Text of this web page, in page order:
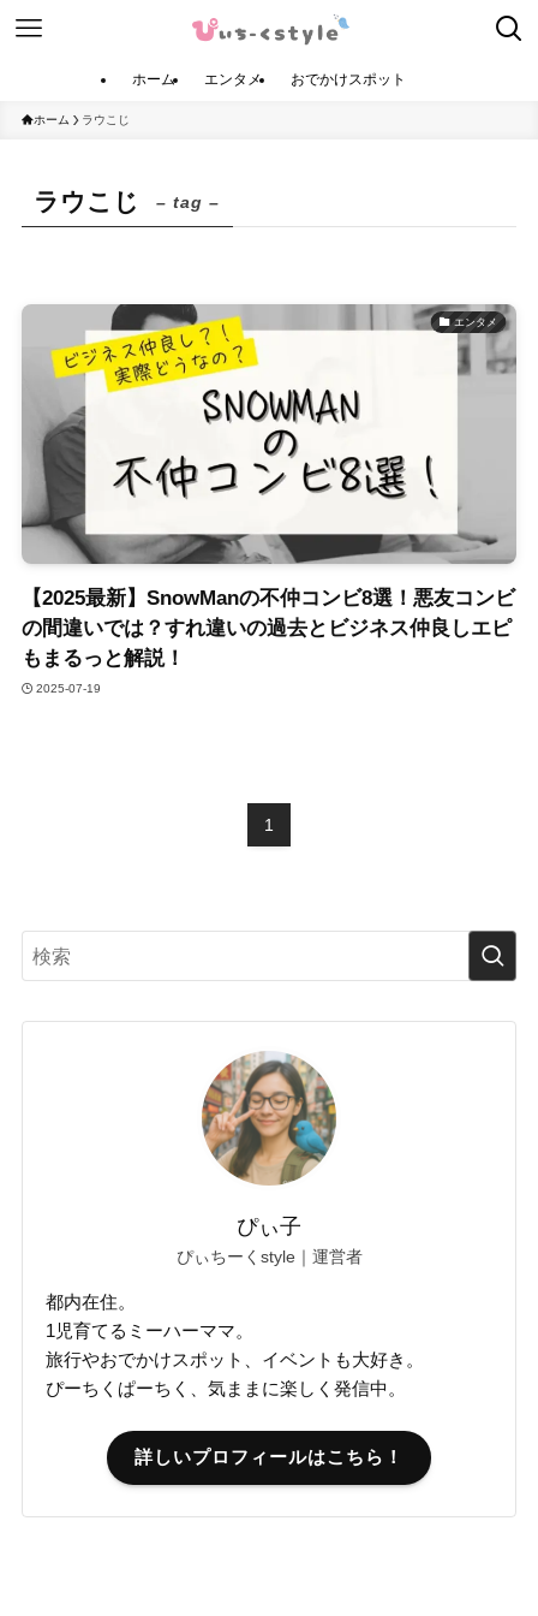
ホーム エンタメ おでかけスポット
ホーム ラウこじ
ラウこじ – tag –
エンタメ
【2025最新】SnowManの不仲コンビ8選！悪友コンビ
の間違いでは？すれ違いの過去とビジネス仲良しエピ
もまるっと解説！
2025-07-19
1
ぴぃ子
ぴぃちーくstyle｜運営者
都内在住。
1児育てるミーハーママ。
旅行やおでかけスポット、イベントも大好き。
ぴーちくぱーちく、気ままに楽しく発信中。
詳しいプロフィールはこちら！